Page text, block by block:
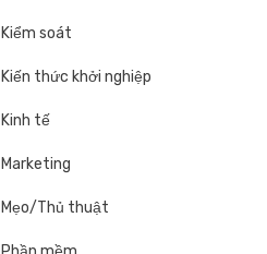
Kiểm soát
Kiến thức khởi nghiệp
Kinh tế
Marketing
Mẹo/Thủ thuật